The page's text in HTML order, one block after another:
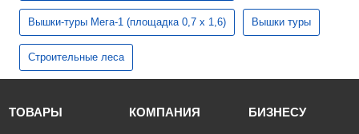
Вышки-туры Мега-1 (площадка 0,7 х 1,6) Вышки туры
Строительные леса
ТОВАРЫ КОМПАНИЯ БИЗНЕСУ